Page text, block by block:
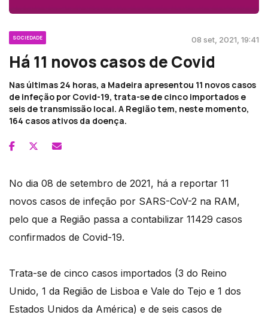
SOCIEDADE 08 set, 2021, 19:41
Há 11 novos casos de Covid
Nas últimas 24 horas, a Madeira apresentou 11 novos casos
de infeção por Covid-19, trata-se de cinco importados e
seis de transmissão local. A Região tem, neste momento,
164 casos ativos da doença.
No dia 08 de setembro de 2021, há a reportar 11
novos casos de infeção por SARS-CoV-2 na RAM,
pelo que a Região passa a contabilizar 11429 casos
confirmados de Covid-19.
Trata-se de cinco casos importados (3 do Reino
Unido, 1 da Região de Lisboa e Vale do Tejo e 1 dos
Estados Unidos da América) e de seis casos de